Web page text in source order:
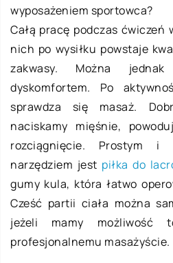
wyposażeniem sportowca?
Całą pracę podczas ćwiczeń
nich po wysiłku powstaje
zakwasy. Można
dyskomfortem. Po
sprawdza się masaż.
naciskamy mięśnie,
rozciągnięcie. Prostym i
narzędziem jest piłka do
gumy kula, która łatwo
Cześć partii ciała można
jeżeli mamy
profesjonalnemu masażyście.